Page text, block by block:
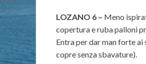
LOZANO 6 – Meno
copertura e ruba palloni
Entra per dar man forte
copre senza sbavature).